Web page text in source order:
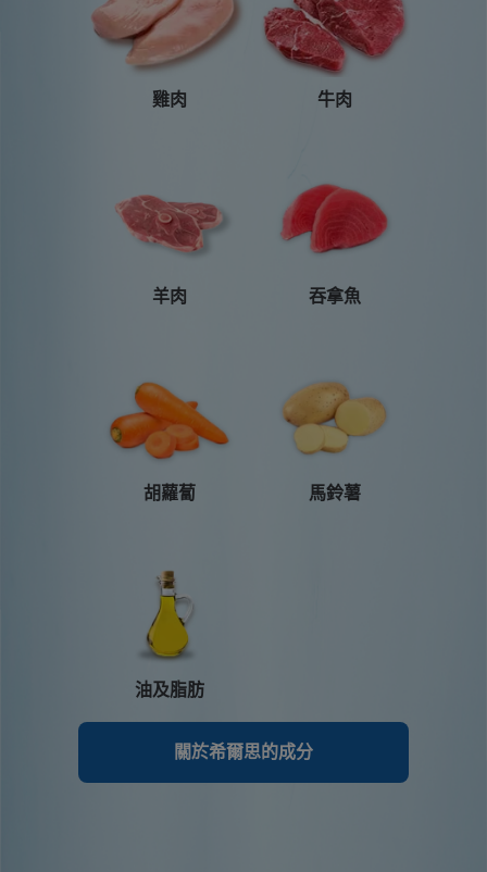
雞肉 牛肉
羊肉 吞拿魚
胡蘿蔔 馬鈴薯
油及脂肪
關於希爾思的成分